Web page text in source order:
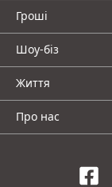
Гроші
Шоу-біз
Життя
Про нас